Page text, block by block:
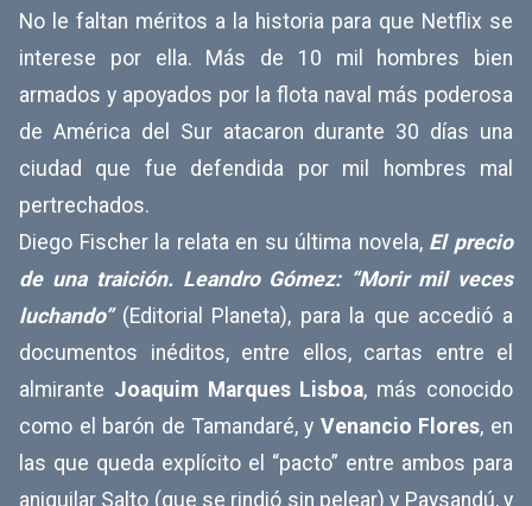
No le faltan méritos a la historia para que Netflix se
interese por ella. Más de 10 mil hombres bien
armados y apoyados por la flota naval más poderosa
de América del Sur atacaron durante 30 días una
ciudad que fue defendida por mil hombres mal
pertrechados.
Diego Fischer la relata en su última novela, El precio
de una traición. Leandro Gómez: “Morir mil veces
luchando” (Editorial Planeta), para la que accedió a
documentos inéditos, entre ellos, cartas entre el
almirante Joaquim Marques Lisboa, más conocido
como el barón de Tamandaré, y Venancio Flores, en
las que queda explícito el “pacto” entre ambos para
aniquilar Salto (que se rindió sin pelear) y Paysandú, y